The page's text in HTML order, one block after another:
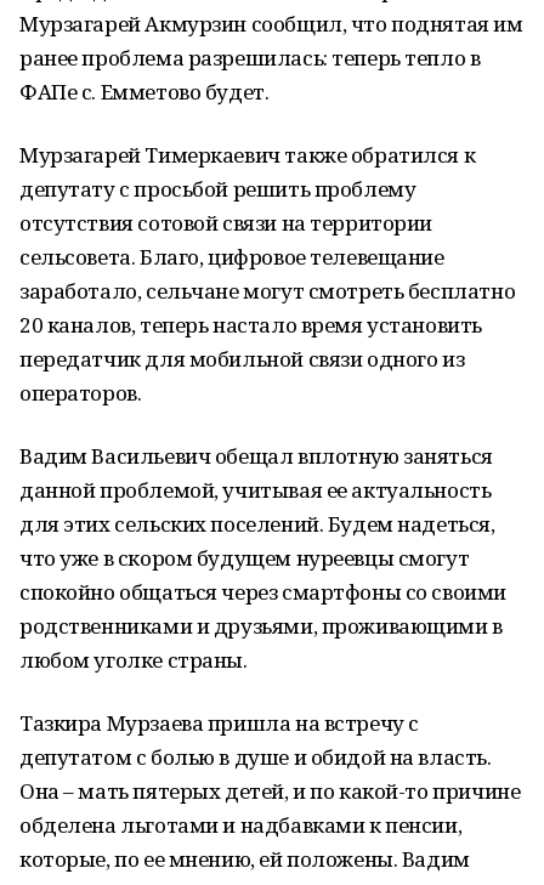
Мурзагарей Акмурзин сообщил, что поднятая им
ранее проблема разрешилась: теперь тепло в
ФАПе с. Емметово будет.
Мурзагарей Тимеркаевич также обратился к
депутату с просьбой решить проблему
отсутствия сотовой связи на территории
сельсовета. Благо, цифровое телевещание
заработало, сельчане могут смотреть бесплатно
20 каналов, теперь настало время установить
передатчик для мобильной связи одного из
операторов.
Вадим Васильевич обещал вплотную заняться
данной проблемой, учитывая ее актуальность
для этих сельских поселений. Будем надеться,
что уже в скором будущем нуреевцы смогут
спокойно общаться через смартфоны со своими
родственниками и друзьями, проживающими в
любом уголке страны.
Тазкира Мурзаева пришла на встречу с
депутатом с болью в душе и обидой на власть.
Она – мать пятерых детей, и по какой-то причине
обделена льготами и надбавками к пенсии,
которые, по ее мнению, ей положены. Вадим